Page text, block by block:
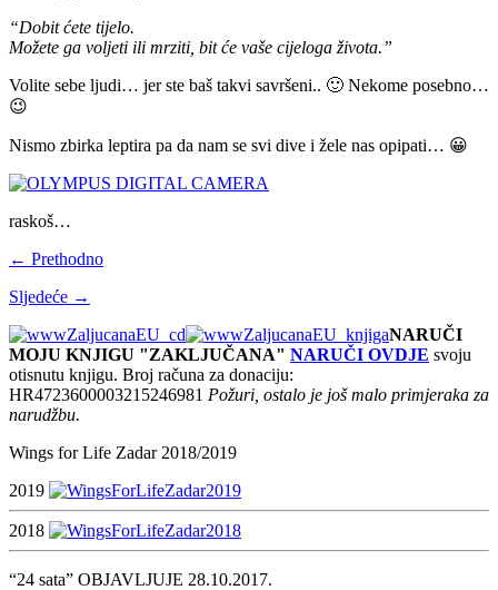
“Dobit ćete tijelo.
Možete ga voljeti ili mrziti, bit će vaše cijeloga života.”
Volite sebe ljudi… jer ste baš takvi savršeni.. 🙂 Nekome posebno…
😉
Nismo zbirka leptira pa da nam se svi dive i žele nas opipati… 😀
raskoš…
← Prethodno
Sljedeće →
NARUČI
MOJU KNJIGU "ZAKLJUČANA" NARUČI OVDJE svoju
otisnutu knjigu. Broj računa za donaciju:
HR4723600003215246981 Požuri, ostalo je još malo primjeraka za
narudžbu.
Wings for Life Zadar 2018/2019
2019
2018
“24 sata” OBJAVLJUJE 28.10.2017.